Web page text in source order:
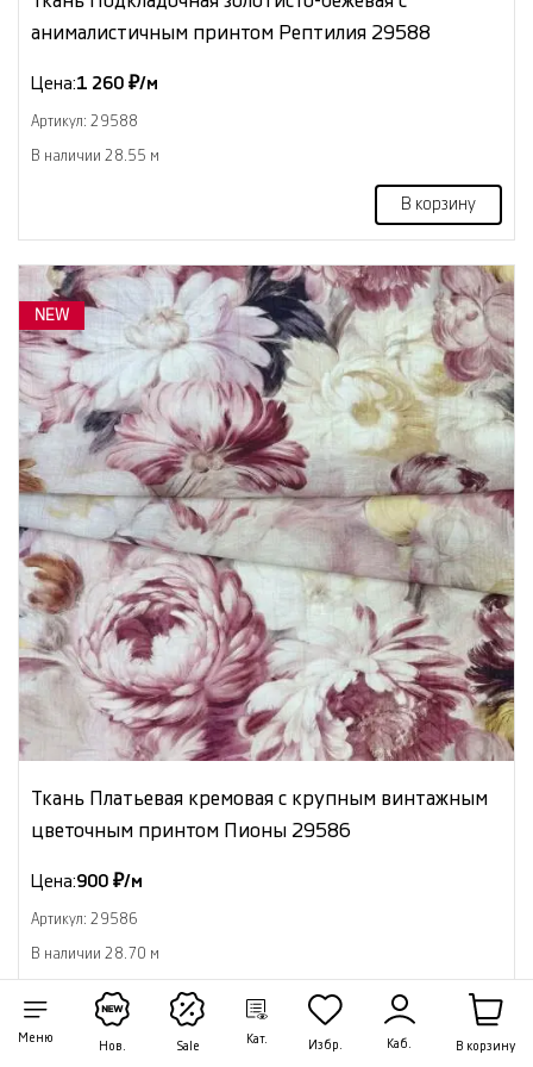
Меню
Нов. Sale
Кат. Избр. Каб. В корзину
анималистичным принтом Рептилия 29588
Цена:1 260 ₽/м
Артикул: 29588
В наличии 28.55 м
В корзину
NEW
Ткань Платьевая кремовая с крупным винтажным
цветочным принтом Пионы 29586
Цена:900 ₽/м
Артикул: 29586
В наличии 28.70 м
В корзину